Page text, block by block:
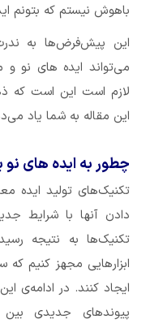
باهوش نیستم که بتونم
این پیش‌فرض‌ها به
می‌تواند ایده های نو و
لازم است این است که
این مقاله به شما یاد
چطور به ایده های نو
تکنیک‌های تولید ایده
دادن آنها با شرایط
تکنیک‌ها به نتیجه
ابزارهایی مجهز کنیم
ایجاد کنند. در ادامه‌ی
پیوندهای جدیدی